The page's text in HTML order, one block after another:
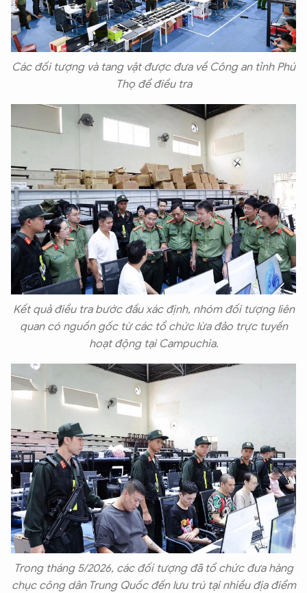
Các đối tượng và tang vật được đưa về Công an tỉnh Phú
Thọ để điều tra
Kết quả điều tra bước đầu xác định, nhóm đối tượng liên
quan có nguồn gốc từ các tổ chức lừa đảo trực tuyến
hoạt động tại Campuchia.
Trong tháng 5/2026, các đối tượng đã tổ chức đưa hàng
chục công dân Trung Quốc đến lưu trú tại nhiều địa điểm